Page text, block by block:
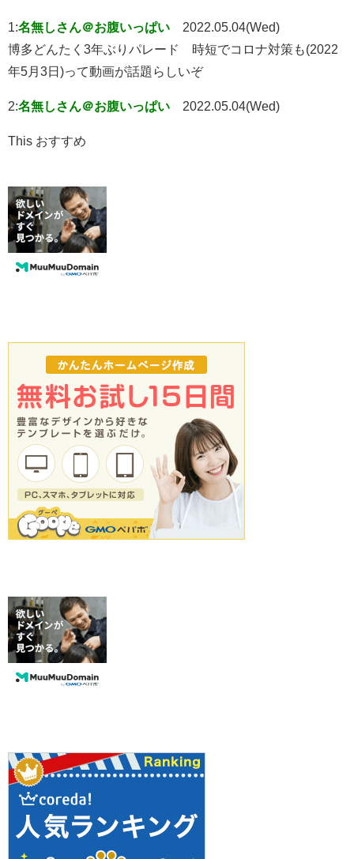
1:名無しさん＠お腹いっぱい
2022.05.04(Wed)
博多どんたく3年ぶりパレード 時短でコロナ対策も(2022
年5月3日)って動画が話題らしいぞ
2:名無しさん＠お腹いっぱい 2022.05.04(Wed)
This おすすめ